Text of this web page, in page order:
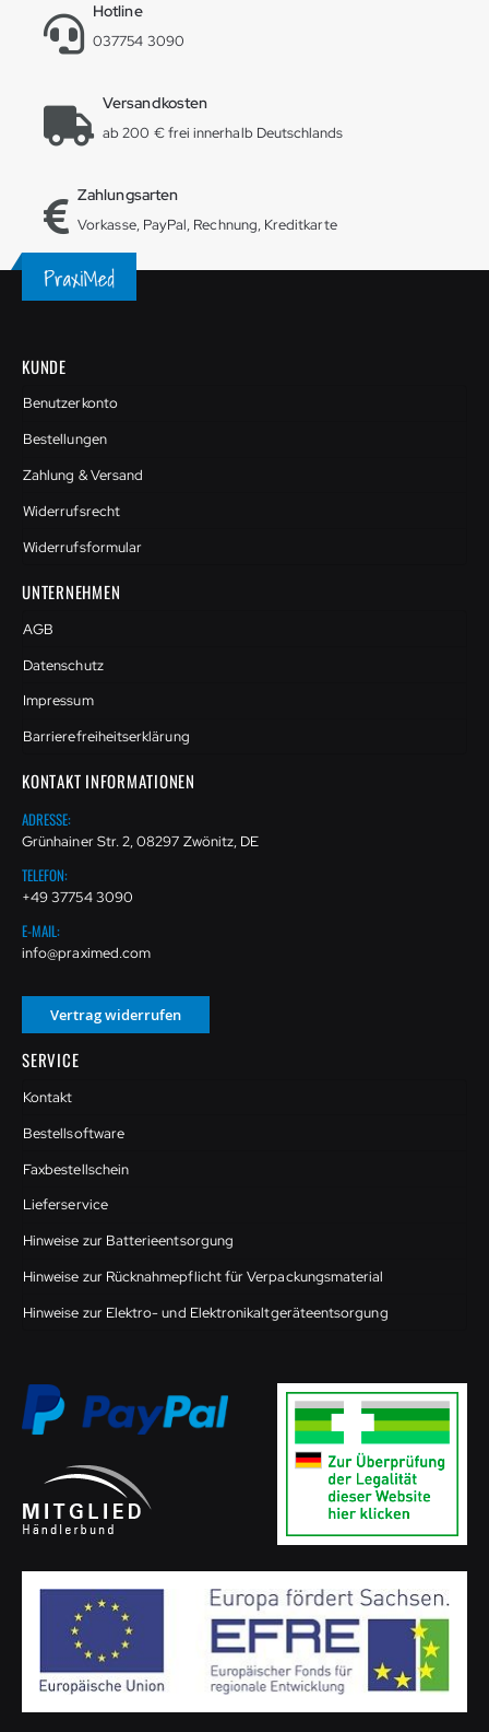
Hotline
037754 3090
Versandkosten
ab 200 € frei innerhalb Deutschlands
Zahlungsarten
Vorkasse, PayPal, Rechnung, Kreditkarte
KUNDE
Benutzerkonto
Bestellungen
Zahlung & Versand
Widerrufsrecht
Widerrufsformular
UNTERNEHMEN
AGB
Datenschutz
Impressum
Barrierefreiheitserklärung
KONTAKT INFORMATIONEN
ADRESSE:
Grünhainer Str. 2, 08297 Zwönitz, DE
TELEFON:
+49 37754 3090
E-MAIL:
info@praximed.com
Vertrag widerrufen
SERVICE
Kontakt
Bestellsoftware
Faxbestellschein
Lieferservice
Hinweise zur Batterieentsorgung
Hinweise zur Rücknahmepflicht für Verpackungsmaterial
Hinweise zur Elektro- und Elektronikaltgeräteentsorgung